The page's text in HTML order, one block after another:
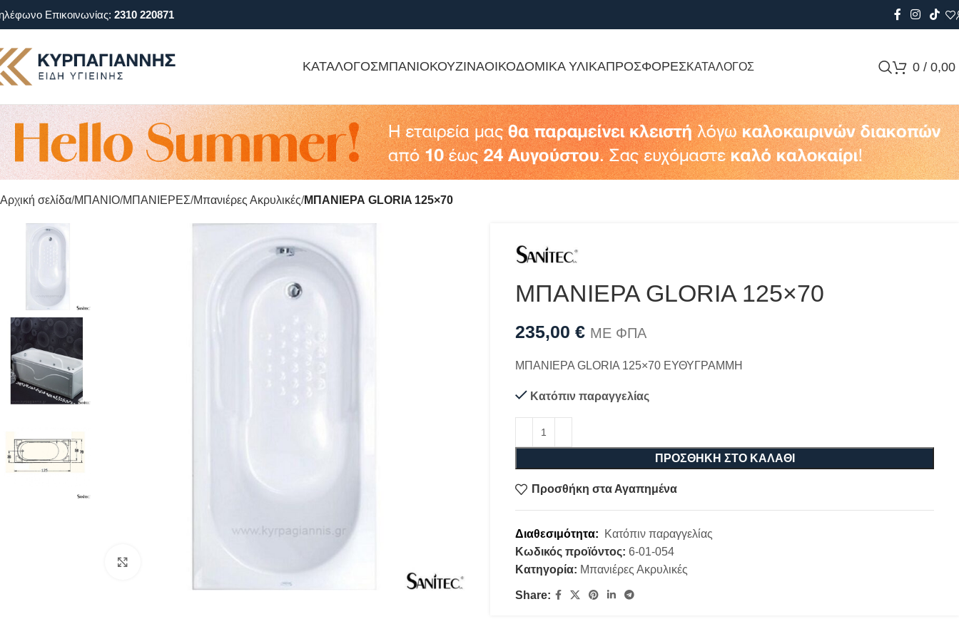
Επικοινωνίας: 2310 220871
ΚΑΤΑΛΟΓΟΣΜΠΑΝΙΟΚΟΥΖΙΝΑΟΙΚΟΔΟΜΙΚΑ ΥΛΙΚΑΠΡΟΣΦΟΡΕΣΚΑΤΑΛΟΓΟΣ 0 / 0,00
Αρχική σελίδα ΜΠΑΝΙΟ ΜΠΑΝΙΕΡΕΣ Μπανιέρες Ακρυλικές ΜΠΑΝΙΕΡΑ GLORIA 125×70
ΜΠΑΝΙΕΡΑ GLORIA 125×70
235,00 € ΜΕ ΦΠΑ
ΜΠΑΝΙΕΡΑ GLORIA 125×70 ΕΥΘΥΓΡΑΜΜΗ
Κατόπιν παραγγελίας
ΠΡΟΣΘΉΚΗ ΣΤΟ ΚΑΛΆΘΙ
Προσθήκη στα Αγαπημένα
Διαθεσιμότητα:
Κατόπιν παραγγελίας
Κωδικός προϊόντος: 6-01-054
Κατηγορία: Μπανιέρες Ακρυλικές
Share: